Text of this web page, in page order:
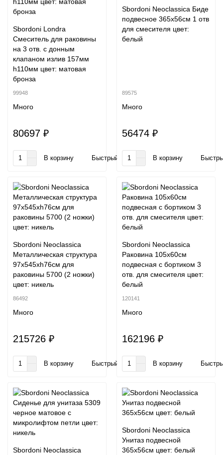
Sbordoni Londra
Смеситель для раковины
на 3 отв. с донным
клапаном излив 157мм
h110мм цвет: матовая
бронза
99948
Много
80697 ₽
В корзину Быстрый заказ
Sbordoni Neoclassica Биде
подвесное 365х56см 1 отв
для смесителя цвет:
белый
89575
Много
56474 ₽
В корзину
Sbordoni Neoclassica
Металлическая структура
97х545хh76см для
раковины 5700 (2 ножки)
цвет: никель
86492
Много
215726 ₽
В корзину Быстрый заказ
Sbordoni Neoclassica
Раковина 105х60см
подвесная с бортиком 3
отв. для смесителя цвет:
белый
120141
Много
162196 ₽
В корзину
Sbordoni Neoclassica
Sbordoni Neoclassica
Унитаз подвесной
365х56см цвет: белый